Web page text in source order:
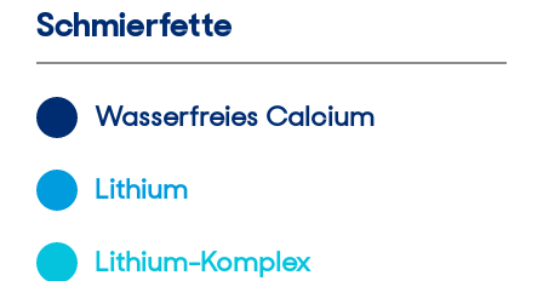
Schmierfette
Wasserfreies Calcium
Lithium
Lithium-Komplex